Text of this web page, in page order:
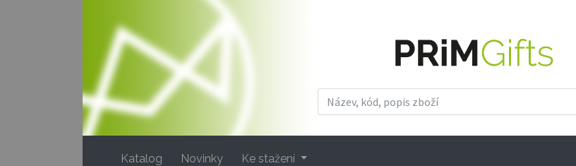
(current)
Katalog Novinky Ke stažení